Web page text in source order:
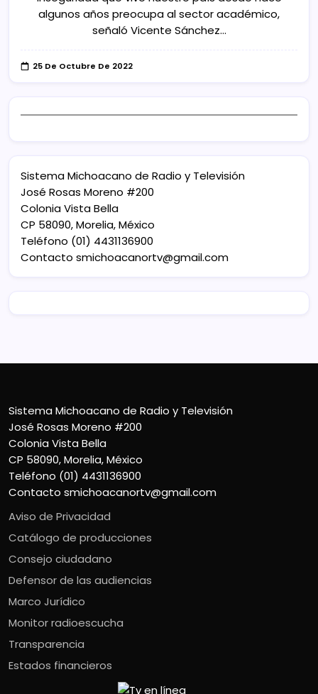
algunos años preocupa al sector académico,
señaló Vicente Sánchez…
25 De Octubre De 2022
Sistema Michoacano de Radio y Televisión
José Rosas Moreno #200
Colonia Vista Bella
CP 58090, Morelia, México
Teléfono (01) 4431136900
Contacto smichoacanortv@gmail.com
Sistema Michoacano de Radio y Televisión
José Rosas Moreno #200
Colonia Vista Bella
CP 58090, Morelia, México
Teléfono (01) 4431136900
Contacto smichoacanortv@gmail.com
Aviso de Privacidad
Catálogo de producciones
Consejo ciudadano
Defensor de las audiencias
Marco Jurídico
Monitor radioescucha
Transparencia
Estados financieros